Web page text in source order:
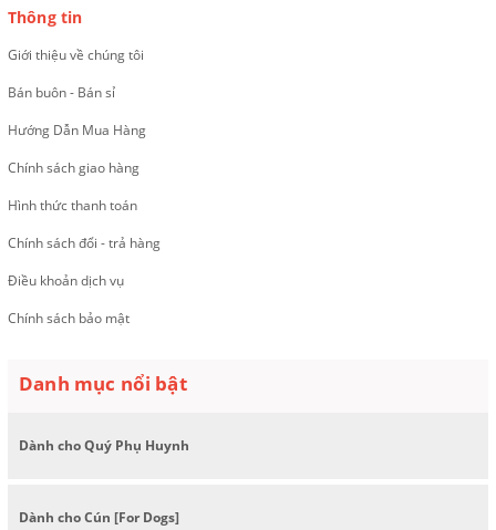
Thông tin
Giới thiệu về chúng tôi
Bán buôn - Bán sỉ
Hướng Dẫn Mua Hàng
Chính sách giao hàng
Hình thức thanh toán
Chính sách đổi - trả hàng
Điều khoản dịch vụ
Chính sách bảo mật
Danh mục nổi bật
Dành cho Quý Phụ Huynh
Dành cho Cún [For Dogs]